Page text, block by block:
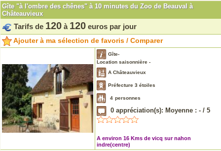
Gîte "à l'ombre des chênes" à 10 minutes du Zoo de Beauval à
Châteauvieux
Tarifs de 120 à 120 euros par jour
Ajouter à ma sélection de favoris / Comparer
Gîte-
Location saisonnière -
A Châteauvieux
Préfecture 3 étoiles
4 personnes
0 appréciation(s): Moyenne : - / 5
A environ 16 Kms de vicq sur nahon
indre(centre)